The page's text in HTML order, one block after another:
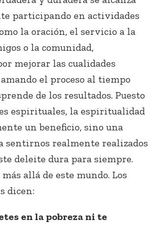
participando en actividades
la oración, el servicio a la
o la comunidad,
mejorar las cualidades
el proceso al tiempo
de los resultados. Puesto
espirituales, la espiritualidad
un beneficio, sino una
sentirnos realmente realizados
deleite dura para siempre.
allá de este mundo. Los
dicen:
en la pobreza ni te